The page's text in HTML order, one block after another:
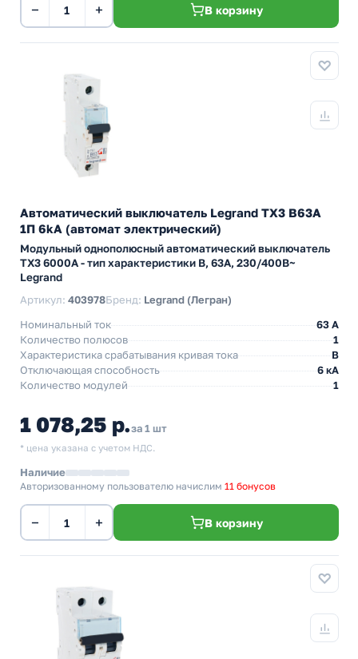
− + В корзину
Автоматический выключатель Legrand TX3 B63A
1П 6kA (автомат электрический)
Модульный однополюсный автоматический выключатель
TX3 6000А - тип характеристики B, 63А, 230/400В~
Legrand
Артикул: 403978Бренд: Legrand (Легран)
Номинальный ток
63 A
Количество полюсов
1
Характеристика срабатывания кривая тока
B
Отключающая способность
6 кА
Количество модулей
1
1 078,25 р.за 1 шт
* цена указана с учетом НДС.
Наличие
Авторизованному пользователю начислим 11 бонусов
− + В корзину